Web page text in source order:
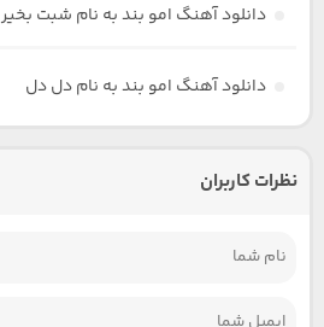
دانلود آهنگ امو بند به نام شبت بخیر
دانلود آهنگ امو بند به نام دل دل
نظرات کاربران